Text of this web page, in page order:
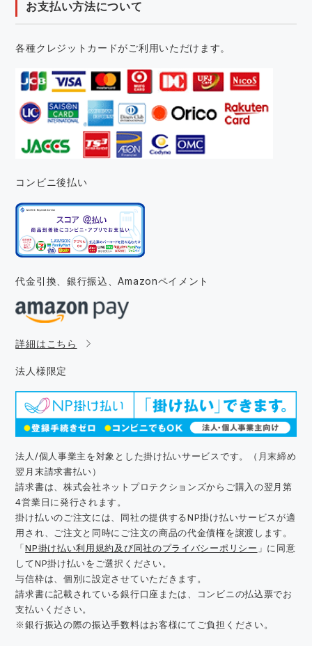
お支払い方法について
各種クレジットカードがご利用いただけます。
コンビニ後払い
代金引換、銀行振込、Amazonペイメント
詳細はこちら
法人様限定
法人/個人事業主を対象とした掛け払いサービスです。（月末締め
翌月末請求書払い）
請求書は、株式会社ネットプロテクションズからご購入の翌月第
4営業日に発行されます。
掛け払いのご注文には、同社の提供するNP掛け払いサービスが適
用され、ご注文と同時にご注文の商品の代金債権を譲渡します。
「NP掛け払い利用規約及び同社のプライバシーポリシー 」に同意
してNP掛け払いをご選択ください。
与信枠は、個別に設定させていただきます。
請求書に記載されている銀行口座または、コンビニの払込票でお
支払いください。
※銀行振込の際の振込手数料はお客様にてご負担ください。